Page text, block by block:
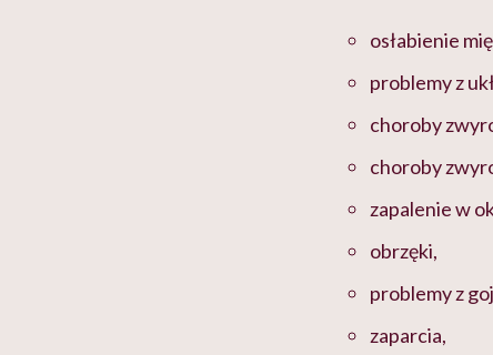
osłabienie
problemy z
choroby
choroby
zapalenie w
obrzęki,
problemy z
zaparcia,